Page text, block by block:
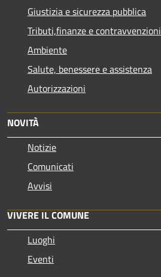
Giustizia e sicurezza pubblica
Tributi,finanze e contravvenzioni
Ambiente
Salute, benessere e assistenza
Autorizzazioni
NOVITÀ
Notizie
Comunicati
Avvisi
VIVERE IL COMUNE
Luoghi
Eventi